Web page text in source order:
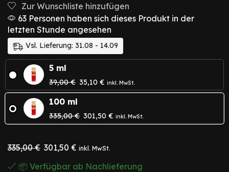
Zur Wunschliste hinzufügen
63 Personen haben sich dieses Produkt in der
letzten Stunde angesehen
Vsl. Lieferung: 31.08 - 14.09
5 ml
39,00€ 35,10 € inkl. MwSt.
100 ml
335,00€ 301,50 € inkl. MwSt.
335,00€ 301,50 € inkl. MwSt.
📦 Verfügbar ab Nachlieferung